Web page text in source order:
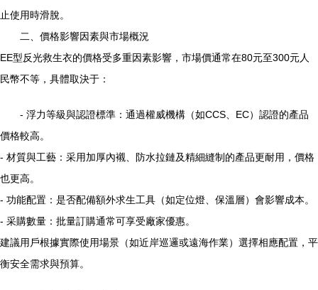
止使用時滑脫。
二、價格影響因素與市場概況
EE型反光救生衣的價格受多重因素影響，市場價通常在80元至300元人
民幣不等，具體取決于：
- 浮力等級與認證標準：通過權威機構（如CCS、EC）認證的產品
價格較高。
- 材質與工藝：采用加厚內襯、防水拉鏈及精細縫制的產品更耐用，價格
也更高。
- 功能配置：是否配備額外求生工具（如定位燈、保溫層）會影響成本。
- 采購數量：批量訂購通常可享受廠家優惠。
建議用戶根據實際使用場景（如近岸巡邏或遠海作業）選擇相應配置，平
衡安全需求與預算。